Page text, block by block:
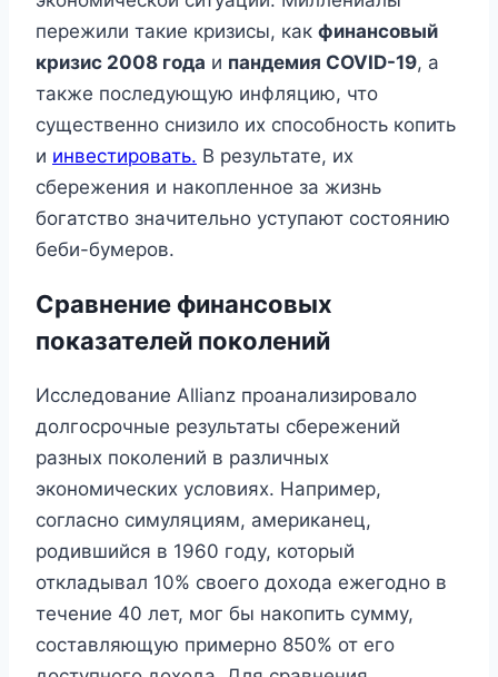
пережили такие кризисы, как финансовый
кризис 2008 года и пандемия COVID-19, а
также последующую инфляцию, что
существенно снизило их способность копить
и инвестировать. В результате, их
сбережения и накопленное за жизнь
богатство значительно уступают состоянию
беби-бумеров.
Сравнение финансовых
показателей поколений
Исследование Allianz проанализировало
долгосрочные результаты сбережений
разных поколений в различных
экономических условиях. Например,
согласно симуляциям, американец,
родившийся в 1960 году, который
откладывал 10% своего дохода ежегодно в
течение 40 лет, мог бы накопить сумму,
составляющую примерно 850% от его